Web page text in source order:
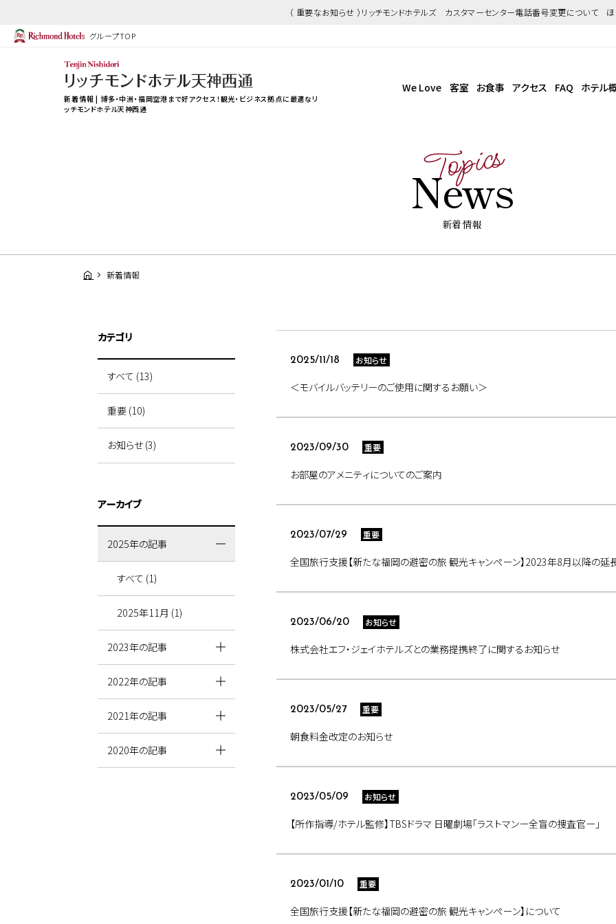
（ 重要なお知らせ ）リッチモンドホテルズ カスタマーセンター電話番号変更について
グループTOP
新着情報 | 博多・中洲・福岡空港まで好アクセス！観光・ビジネス拠点に最適なリ
ッチモンドホテル天神西通
We Love 客室 お食事 アクセス FAQ ホテル
News
Topics
新着情報
新着情報
2025/11/18 お知らせ
＜モバイルバッテリーのご使用に関するお願い＞
2023/09/30 重要
お部屋のアメニティについてのご案内
2023/07/29 重要
全国旅行支援【新たな福岡の避密の旅 観光キャンペーン】2023年8月以降の延
2023/06/20 お知らせ
株式会社エフ・ジェイホテルズとの業務提携終了に関するお知らせ
2023/05/27 重要
朝食料金改定のお知らせ
2023/05/09 お知らせ
【所作指導/ホテル監修】TBSドラマ 日曜劇場「ラストマンー全盲の捜査官ー」
2023/01/10 重要
全国旅行支援【新たな福岡の避密の旅 観光キャンペーン】について
カテゴリ
すべて (13)
重要 (10)
お知らせ (3)
アーカイブ
2025年の記事
すべて (1)
2025年11月 (1)
2023年の記事
2022年の記事
2021年の記事
2020年の記事